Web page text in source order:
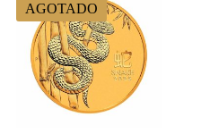
AGOTADO